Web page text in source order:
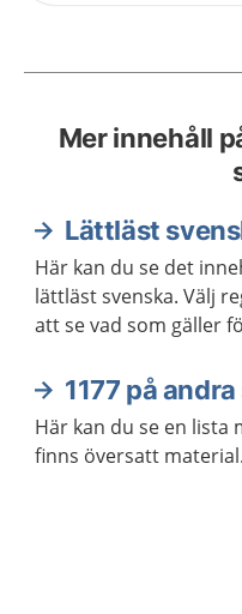
Mer innehåll
Lättläst
Här kan du se det
lättläst svenska. Välj
att se vad som gäller
1177 på
Här kan du se en lista
finns översatt